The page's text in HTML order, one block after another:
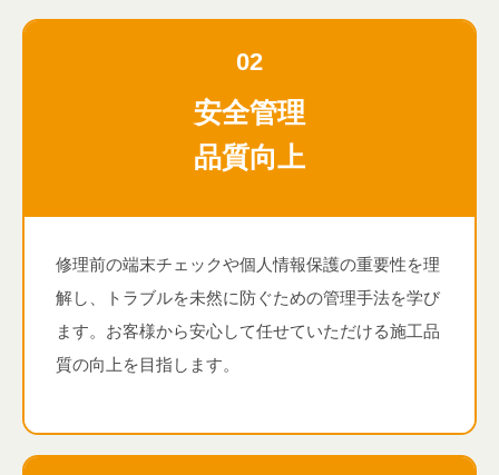
02
安全管理
品質向上
修理前の端末チェックや個人情報保護の重要性を理
解し、トラブルを未然に防ぐための管理手法を学び
ます。お客様から安心して任せていただける施工品
質の向上を目指します。